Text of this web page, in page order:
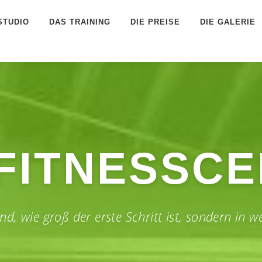
DAS TRAINING DIE PREISE DIE GALERIE
wie groß der erste Schritt ist, sondern in